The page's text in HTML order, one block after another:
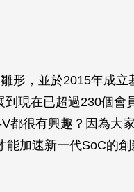
形，並於2015年成立
現在已超過230個會
都很有興趣？因為大
加速新一代SoC的創